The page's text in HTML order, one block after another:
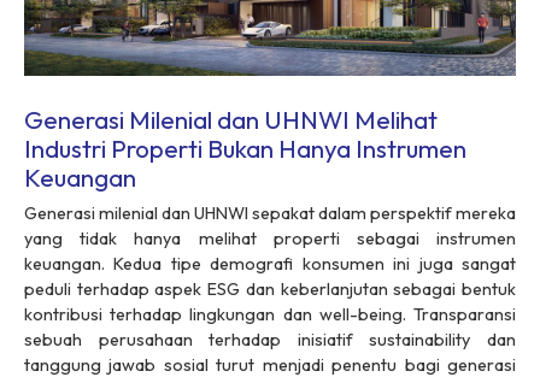
Generasi Milenial dan UHNWI Melihat
Industri Properti Bukan Hanya Instrumen
Keuangan
Generasi milenial dan UHNWI sepakat dalam perspektif mereka
yang tidak hanya melihat properti sebagai instrumen
keuangan. Kedua tipe demografi konsumen ini juga sangat
peduli terhadap aspek ESG dan keberlanjutan sebagai bentuk
kontribusi terhadap lingkungan dan well-being. Transparansi
sebuah perusahaan terhadap inisiatif sustainability dan
tanggung jawab sosial turut menjadi penentu bagi generasi